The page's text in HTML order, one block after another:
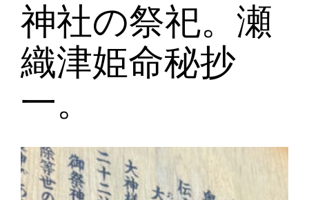
神社の祭祀。瀬
織津姫命秘抄
一。